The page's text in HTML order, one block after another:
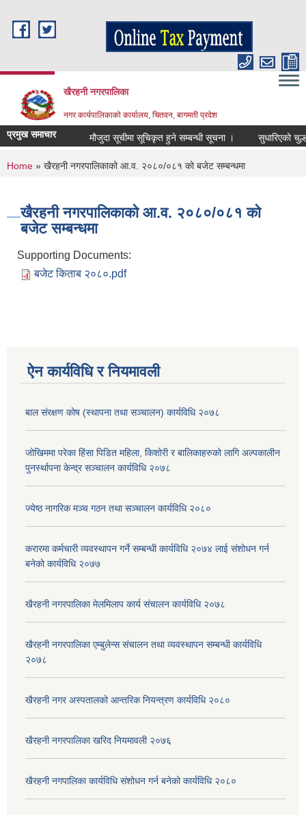
खैरहनी नगरपालिका
नगर कार्यपालिकाको कार्यालय, चितवन, बागमती प्रदेश
प्रमुख समाचार मौजुदा सूचीमा सूचिकृत हुने सम्बन्धी सूचना । सुधारिएको चुल्हो
You are here
Home » खैरहनी नगरपालिकाको आ.व. २०८०/०८१ को बजेट सम्बन्धमा
खैरहनी नगरपालिकाको आ.व. २०८०/०८१ को
बजेट सम्बन्धमा
Supporting Documents:
बजेट किताब २०८०.pdf
ऐन कार्यविधि र नियमावली
बाल संरक्षण कोष (स्थापना तथा सञ्चालन) कार्यविधि २०७८
जोखिममा परेका हिंसा पिडित महिला, किशोरी र बालिकाहरुको लागि अल्पकालीन
पुनर्स्थापना केन्द्र सञ्चालन कार्यविधि २०७८
ज्येष्ठ नागरिक मञ्च गठन तथा सञ्चालन कार्यविधि २०८०
करारमा कर्मचारी व्यवस्थापन गर्ने सम्बन्धी कार्यविधि २०७४ लाई संशोधन गर्न
बनेको कार्यविधि २०७७
खैरहनी नगरपालिका मेलमिलाप कार्य संचालन कार्यविधि २०७८
खैरहनी नगरपालिका एम्बुलेन्स संचालन तथा व्यवस्थापन सम्बन्धी कार्यविधि
२०७८
खैरहनी नगर अस्पतालको आन्तरिक नियन्त्रण कार्यविधि २०८०
खैरहनी नगरपालिका खरिद नियमावली २०७६
खैरहनी नगपालिका कार्यविधि संशोधन गर्न बनेको कार्यविधि २०८०